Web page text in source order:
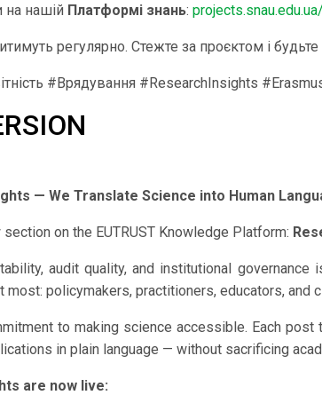
на нашій Платформі знань:
регулярно. Стежте за проєктом і будьте
#Врядування #ResearchInsights
— We Translate Science into Human
on the EUTRUST Knowledge Platform:
audit quality, and institutional
policymakers, practitioners, educators, and
to making science accessible. Each
in plain language — without sacrificing
are now live: